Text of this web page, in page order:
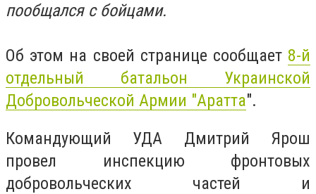
пообщался с бойцами.
Об этом на своей странице сообщает 8-й
отдельный батальон Украинской
Добровольческой Армии "Аратта".
Командующий УДА Дмитрий Ярош
провел инспекцию фронтовых
добровольческих частей и